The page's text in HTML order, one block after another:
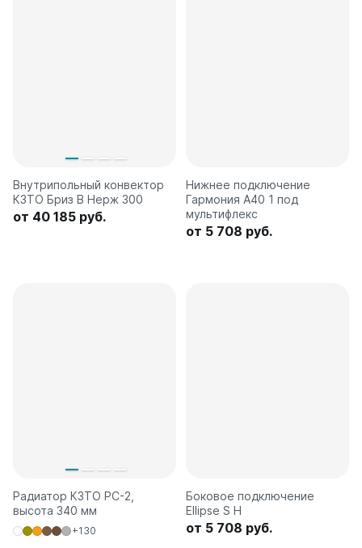
Внутрипольный конвектор
КЗТО Бриз В Нерж 300
от 40 185 руб.
Нижнее подключение
Гармония А40 1 под
мультифлекс
от 5 708 руб.
Радиатор КЗТО РС-2,
высота 340 мм
+130
Боковое подключение
Ellipse S H
от 5 708 руб.